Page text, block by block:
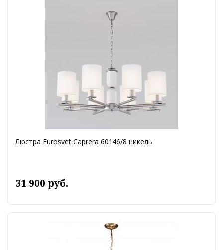
Люстра Eurosvet Caprera 60146/8 никель
31 900 руб.